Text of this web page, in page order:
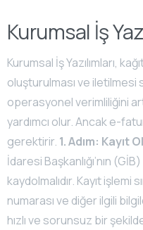
Kurumsal İş
Kurumsal İş Yazılımları,
oluşturulması ve
operasyonel verimliliğini
yardımcı olur. Ancak e-
gerektirir. 1. Adım: Kayıt
İdaresi Başkanlığı’nın
kaydolmalıdır. Kayıt işlemi
numarası ve diğer ilgili
hızlı ve sorunsuz bir